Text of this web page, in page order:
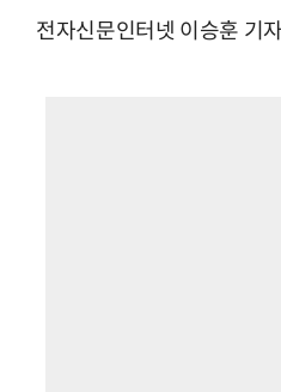
전자신문인터넷 이승훈